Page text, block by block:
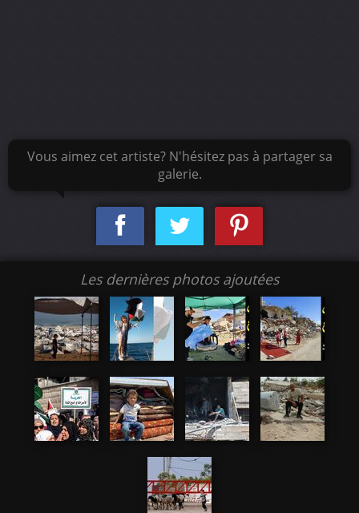
Vous aimez cet artiste? N'hésitez pas à partager sa
galerie.
Les dernières photos ajoutées